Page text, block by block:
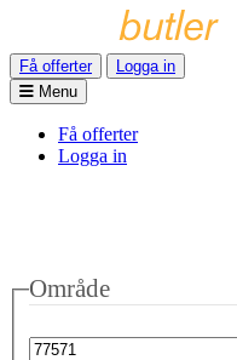
Få offerter
Logga in
Menu
Få offerter
Logga in
Område